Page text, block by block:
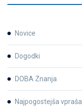
Novice
Dogodki
DOBA Znanja
Najpogostejša